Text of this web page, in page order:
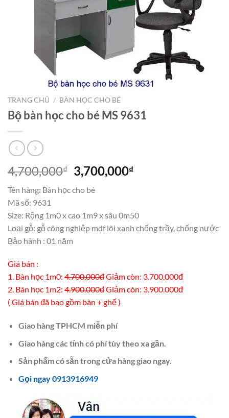
TRANG CHỦ / BÀN HỌC CHO BÉ
Bộ bàn học cho bé MS 9631
4,700,000₫
Giá
gốc
là:
3,700,000₫Giá
3,700,000₫.
Tên hàng: Bàn học cho bé
Mã số: 9631
Size: Rộng 1m0 x cao 1m9 x sâu 0m50
Loại gỗ: gỗ công nghiệp mdf lõi xanh chống trầy, chống nước
Bảo hành : 01 năm
Giá bán :
1. Bàn học 1m0: 4.700.000đGiảm còn: 3.700.000đ
2. Bàn học 1m2: 4.900.000đGiảm còn: 3.900.000đ
( Giá bán đã bao gồm bàn + ghế )
Giao hàng TPHCM miễn phí
Giao hàng các tỉnh có phí tùy theo xa gần.
Sản phẩm có sẵn trong cửa hàng giao ngay.
Gọi ngay 0913916949